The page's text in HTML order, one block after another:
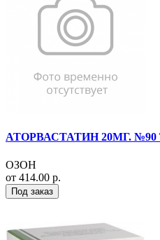
АТОРВАСТАТИН 20МГ. №90
ОЗОН
от 414.00 р.
Под заказ